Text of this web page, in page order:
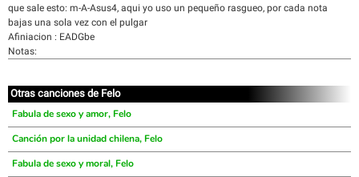
que sale esto: m-A-Asus4, aqui yo uso un pequeño rasgueo, por cada nota
bajas una sola vez con el pulgar
Afiniacion : EADGbe
Notas:
Otras canciones de Felo
Fabula de sexo y amor, Felo
Canción por la unidad chilena, Felo
Fabula de sexo y moral, Felo